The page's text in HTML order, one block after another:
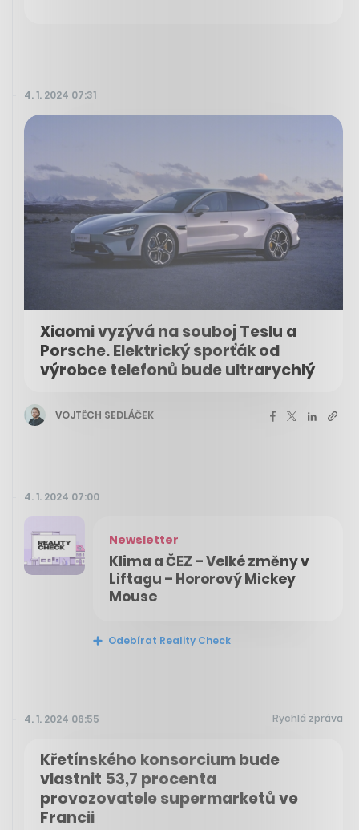
4. 1. 2024 07:31
Xiaomi vyzývá na souboj Teslu a
Porsche. Elektrický sporťák od
výrobce telefonů bude ultrarychlý
VOJTĚCH SEDLÁČEK
4. 1. 2024 07:00
Newsletter
Klima a ČEZ – Velké změny v
Liftagu – Hororový Mickey
Mouse
Odebírat Reality Check
4. 1. 2024 06:55 Rychlá zpráva
Křetínského konsorcium bude
vlastnit 53,7 procenta
provozovatele supermarketů ve
Francii